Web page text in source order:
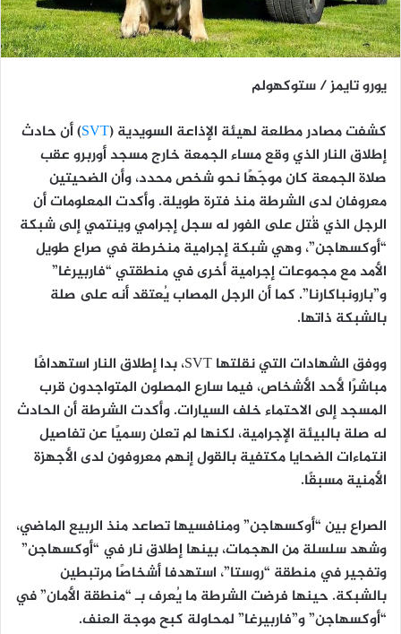
يورو تايمز / ستوكهولم
كشفت مصادر مطلعة لهيئة الإذاعة السويدية (SVT) أن حادث
إطلاق النار الذي وقع مساء الجمعة خارج مسجد أوربرو عقب
صلاة الجمعة كان موجّهًا نحو شخص محدد، وأن الضحيتين
معروفان لدى الشرطة منذ فترة طويلة. وأكدت المعلومات أن
الرجل الذي قُتل على الفور له سجل إجرامي وينتمي إلى شبكة
“أوكسهاجن”، وهي شبكة إجرامية منخرطة في صراع طويل
الأمد مع مجموعات إجرامية أخرى في منطقتي “فاربيرغا”
و”بارونباكارنا”. كما أن الرجل المصاب يُعتقد أنه على صلة
بالشبكة ذاتها.
ووفق الشهادات التي نقلتها SVT، بدا إطلاق النار استهدافًا
مباشرًا لأحد الأشخاص، فيما سارع المصلون المتواجدون قرب
المسجد إلى الاحتماء خلف السيارات. وأكدت الشرطة أن الحادث
له صلة بالبيئة الإجرامية، لكنها لم تعلن رسميًا عن تفاصيل
انتماءات الضحايا مكتفية بالقول إنهم معروفون لدى الأجهزة
الأمنية مسبقًا.
الصراع بين “أوكسهاجن” ومنافسيها تصاعد منذ الربيع الماضي،
وشهد سلسلة من الهجمات، بينها إطلاق نار في “أوكسهاجن”
وتفجير في منطقة “روستا”، استهدفا أشخاصًا مرتبطين
بالشبكة. حينها فرضت الشرطة ما يُعرف بـ “منطقة الأمان” في
“أوكسهاجن” و”فاربيرغا” لمحاولة كبح موجة العنف.